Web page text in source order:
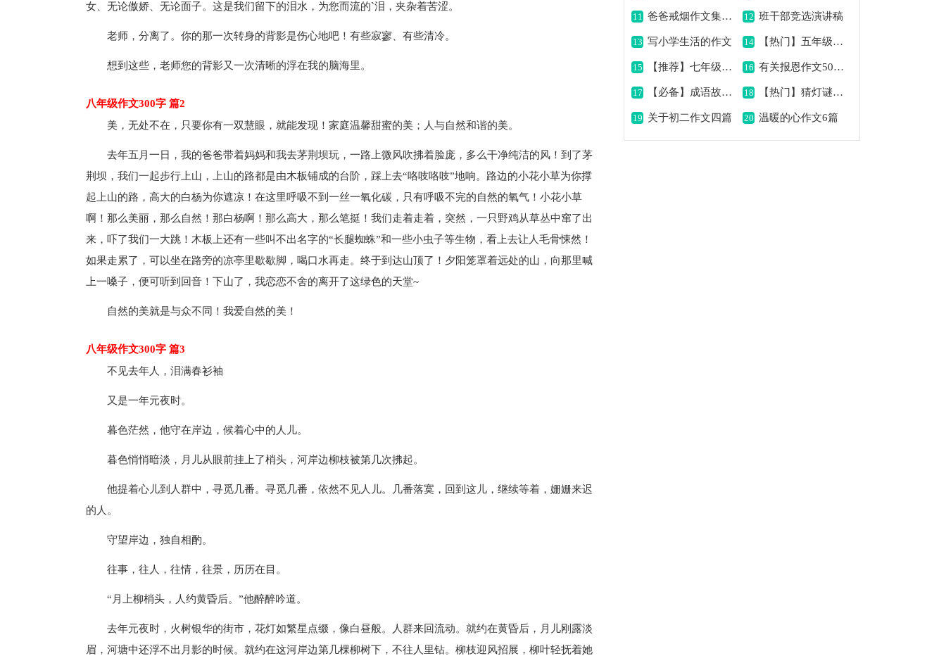
女、无论傲娇、无论面子。这是我们留下的泪水，为您而流的`泪，夹杂着苦涩。
老师，分离了。你的那一次转身的背影是伤心地吧！有些寂寥、有些清冷。
想到这些，老师您的背影又一次清晰的浮在我的脑海里。
八年级作文300字 篇2
美，无处不在，只要你有一双慧眼，就能发现！家庭温馨甜蜜的美；人与自然和谐的美。
去年五月一日，我的爸爸带着妈妈和我去茅荆坝玩，一路上微风吹拂着脸庞，多么干净纯洁的风！到了茅
荆坝，我们一起步行上山，上山的路都是由木板铺成的台阶，踩上去“咯吱咯吱”地响。路边的小花小草为你撑
起上山的路，高大的白杨为你遮凉！在这里呼吸不到一丝一氧化碳，只有呼吸不完的自然的氧气！小花小草
啊！那么美丽，那么自然！那白杨啊！那么高大，那么笔挺！我们走着走着，突然，一只野鸡从草丛中窜了出
来，吓了我们一大跳！木板上还有一些叫不出名字的“长腿蜘蛛”和一些小虫子等生物，看上去让人毛骨悚然！
如果走累了，可以坐在路旁的凉亭里歇歇脚，喝口水再走。终于到达山顶了！夕阳笼罩着远处的山，向那里喊
上一嗓子，便可听到回音！下山了，我恋恋不舍的离开了这绿色的天堂~
自然的美就是与众不同！我爱自然的美！
八年级作文300字 篇3
不见去年人，泪满春衫袖
又是一年元夜时。
暮色茫然，他守在岸边，候着心中的人儿。
暮色悄悄暗淡，月儿从眼前挂上了梢头，河岸边柳枝被第几次拂起。
他提着心儿到人群中，寻觅几番。寻觅几番，依然不见人儿。几番落寞，回到这儿，继续等着，姗姗来迟
的人。
守望岸边，独自相酌。
往事，往人，往情，往景，历历在目。
“月上柳梢头，人约黄昏后。”他醉醉吟道。
去年元夜时，火树银华的街市，花灯如繁星点缀，像白昼般。人群来回流动。就约在黄昏后，月儿刚露淡
眉，河塘中还浮不出月影的时候。就约在这河岸边第几棵柳树下，不往人里钻。柳枝迎风招展，柳叶轻抚着她
11 爸爸戒烟作文集合15篇 12 班干部竞选演讲稿
13 写小学生活的作文 14 【热门】五年级作文锦集十篇
15 【推荐】七年级的作文500字汇编六篇 16 有关报恩作文500字合集8篇
17 【必备】成语故事作文汇编六篇 18 【热门】猜灯谜作文四篇
19 关于初二作文四篇 20 温暖的心作文6篇